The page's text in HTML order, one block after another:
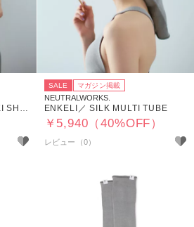
ENKELI／ SILK HARAMAKI SHORTS
SALE マガジン掲載
NEUTRALWORKS.
ENKELI／ SILK MULTI TUBE
￥5,940（40%OFF）